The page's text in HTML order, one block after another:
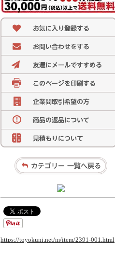
https://toyokuni.net/m/item/2391-001.html